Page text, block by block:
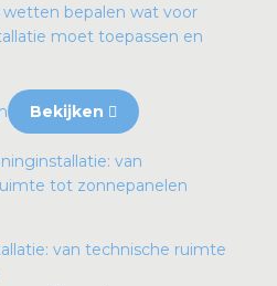
bepalen wat voor
moet toepassen en
Bekijken
van technische ruimte